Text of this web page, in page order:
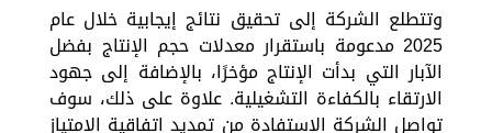
وتتطلع الشركة إلى تحقيق نتائج إيجابية خلال عام
2025 مدعومة باستقرار معدلات حجم الإنتاج بفضل
الآبار التي بدأت الإنتاج مؤخرًا، بالإضافة إلى جهود
الارتقاء بالكفاءة التشغيلية. علاوة على ذلك، سوف
تواصل الشركة الاستفادة من تمديد اتفاقية الامتياز